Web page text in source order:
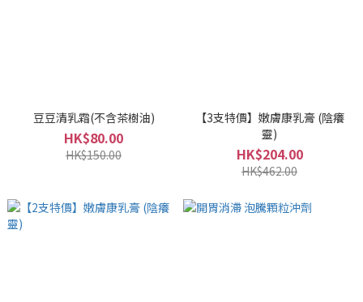
豆豆清乳霜(不含茶樹油)
HK$80.00
HK$150.00
【3支特價】嫩膚康乳膏 (陰癢
靈)
HK$204.00
HK$462.00